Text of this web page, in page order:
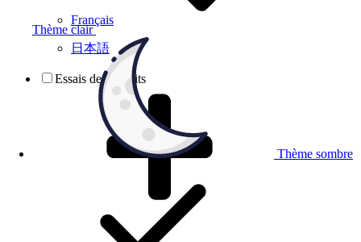
Thème clair
Thème sombre
Français
日本語
Essais de produits